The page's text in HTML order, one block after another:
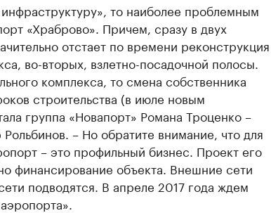
то наиболее проблемным
«Храброво». Причем, сразу в двух
отстает по времени реконструкция
во-вторых, взлетно-посадочной полосы.
комплекса, то смена собственника
строительства (в июле новым
группа «Новапорт» Романа Троценко –
– Но обратите внимание, что для
– это профильный бизнес. Проект его
финансирование объекта. Внешние сети
подводятся. В апреле 2017 года ждем